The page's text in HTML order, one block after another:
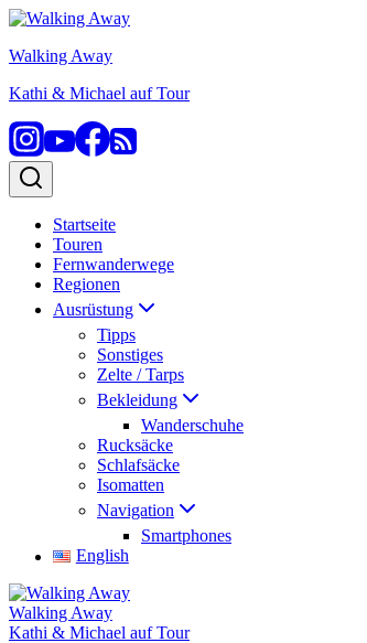
Zum
springen
Walking Away
Kathi & Michael auf Tour
Startseite
Touren
Fernwanderwege
Regionen
Ausrüstung
Tipps
Sonstiges
Zelte / Tarps
Bekleidung
Wanderschuhe
Rucksäcke
Schlafsäcke
Isomatten
Navigation
Smartphones
English
Walking Away
Kathi & Michael auf Tour